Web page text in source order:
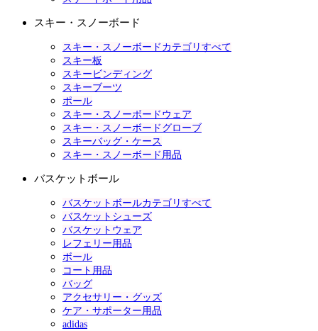
スキー・スノーボード
スキー・スノーボードカテゴリすべて
スキー板
スキービンディング
スキーブーツ
ポール
スキー・スノーボードウェア
スキー・スノーボードグローブ
スキーバッグ・ケース
スキー・スノーボード用品
バスケットボール
バスケットボールカテゴリすべて
バスケットシューズ
バスケットウェア
レフェリー用品
ボール
コート用品
バッグ
アクセサリー・グッズ
ケア・サポーター用品
adidas